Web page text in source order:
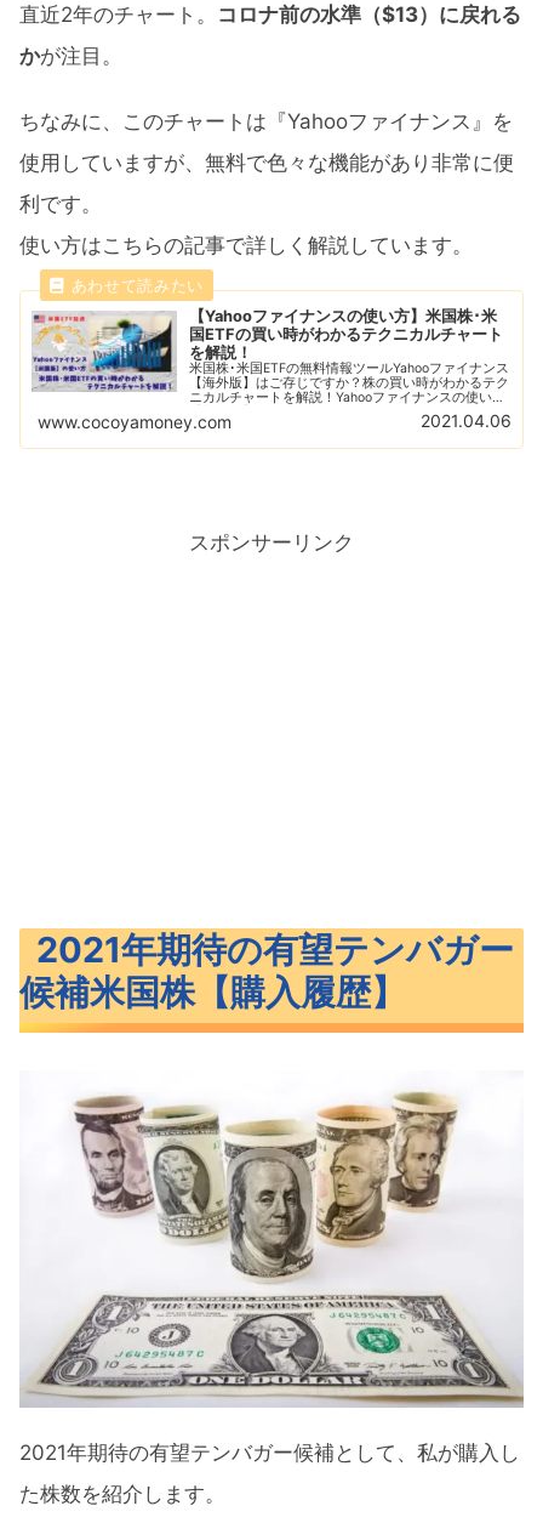
直近2年のチャート。 コロナ前の水準（$13）に戻れる
かが注目。
ちなみに、このチャートは『Yahooファイナンス』を
使用していますが、無料で色々な機能があり非常に便
利です。
使い方はこちらの記事で詳しく解説しています。
【Yahooファイナンスの使い方】米国株･米
国ETFの買い時がわかるテクニカルチャート
を解説！
米国株･米国ETFの無料情報ツールYahooファイナンス
【海外版】はご存じですか？株の買い時がわかるテク
ニカルチャートを解説！Yahooファイナンスの使い方
【初級編】RSI指数やボリンジャーバンド、恐怖指数
を利用して株の買い時を判断しよう！
www.cocoyamoney.com 2021.04.06
スポンサーリンク
2021年期待の有望テンバガー
候補米国株【購入履歴】
2021年期待の有望テンバガー候補として、私が購入し
た株数を紹介します。